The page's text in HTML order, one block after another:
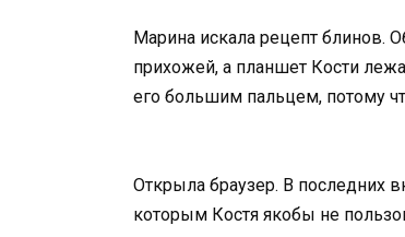
Марина искала рецепт блинов.
прихожей, а планшет Кости
его большим пальцем, потому
Открыла браузер. В последних
которым Костя якобы не